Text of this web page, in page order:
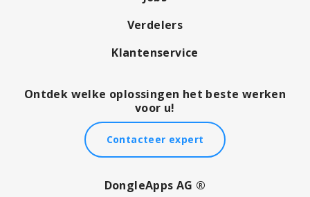
Verdelers
Klantenservice
Ontdek welke oplossingen het beste werken
voor u!
Contacteer expert
DongleApps AG ®